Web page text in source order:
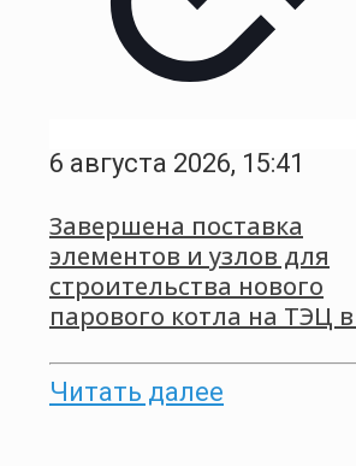
6 августа 2026, 15:41
Завершена поставка
элементов и узлов для
строительства нового
парового котла на ТЭЦ
Читать далее